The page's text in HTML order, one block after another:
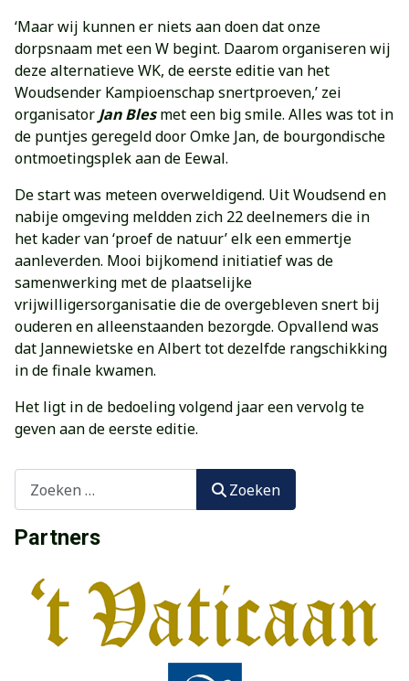
‘Maar wij kunnen er niets aan doen dat onze
dorpsnaam met een W begint. Daarom organiseren wij
deze alternatieve WK, de eerste editie van het
Woudsender Kampioenschap snertproeven,’ zei
organisator Jan Blesmet een big smile. Alles was tot in
de puntjes geregeld door Omke Jan, de bourgondische
ontmoetingsplek aan de Eewal.
De start was meteen overweldigend. Uit Woudsend en
nabije omgeving meldden zich 22 deelnemers die in
het kader van ‘proef de natuur’ elk een emmertje
aanleverden. Mooi bijkomend initiatief was de
samenwerking met de plaatselijke
vrijwilligersorganisatie die de overgebleven snert bij
ouderen en alleenstaanden bezorgde. Opvallend was
dat Jannewietske en Albert tot dezelfde rangschikking
in de finale kwamen.
Het ligt in de bedoeling volgend jaar een vervolg te
geven aan de eerste editie.
Zoeken
Partners